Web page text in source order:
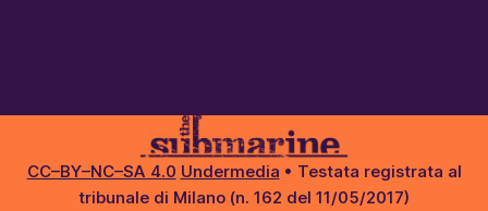
CC–BY–NC–SA 4.0 Undermedia • Testata registrata al
tribunale di Milano (n. 162 del 11/05/2017)